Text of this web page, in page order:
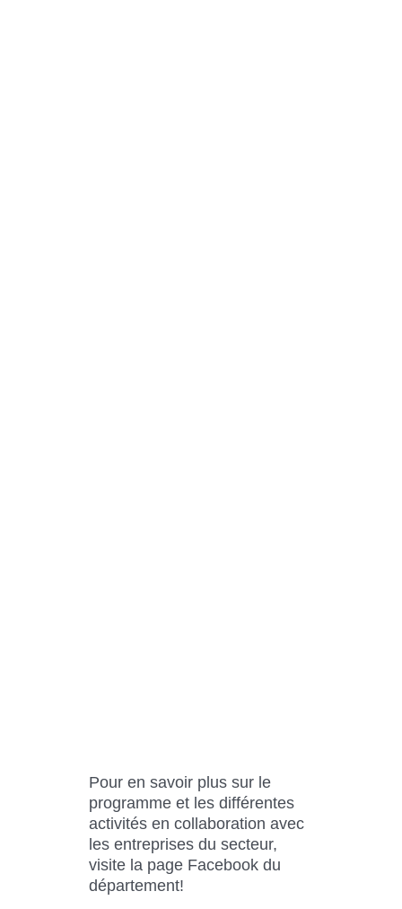
Pour en savoir plus sur le
programme et les différentes
activités en collaboration avec
les entreprises du secteur,
visite la page Facebook du
département!